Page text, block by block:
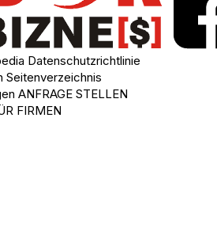
Datenschutzrichtlinie
Seitenverzeichnis
ANFRAGE STELLEN
FIRMEN